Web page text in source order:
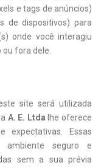
e tags de anúncios)
de dispositivos) para
onde você interagiu
fora dele.
site será utilizada
A. E. Ltda lhe oferece
expectativas. Essas
ambiente seguro e
sem a sua prévia